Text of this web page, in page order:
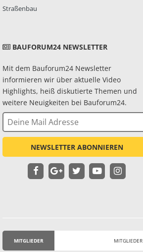
Straßenbau
BAUFORUM24 NEWSLETTER
Mit dem Bauforum24 Newsletter
informieren wir über aktuelle Video
Highlights, heiß diskutierte Themen und
weitere Neuigkeiten bei Bauforum24.
NEWSLETTER ABONNIEREN
MITGLIEDER MITGLIEDER